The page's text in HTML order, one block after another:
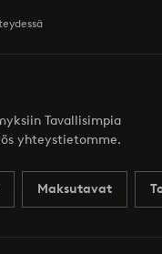
Tavallisimpia
yhteystietomme.
Maksutavat